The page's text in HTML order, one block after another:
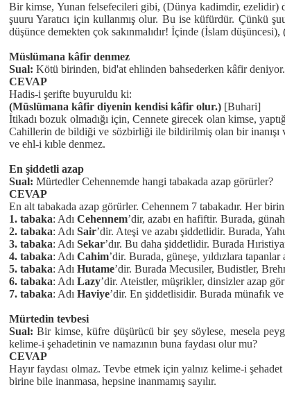
Bir kimse, Yunan felsefecileri gibi, (Dünya kadimdir, ezelidir)
şuuru Yaratıcı için kullanmış olur. Bu ise küfürdür. Çünkü
düşünce demekten çok sakınmalıdır! İçinde (İslam
Müslümana kâfir denmez
Sual: Kötü birinden, bid'at ehlinden bahsederken kâfir
CEVAP
Hadis-i şerifte buyuruldu ki:
(Müslümana kâfir diyenin kendisi kâfir olur.) [Buhari]
İtikadı bozuk olmadığı için, Cennete girecek olan kimse,
Cahillerin de bildiği ve sözbirliği ile bildirilmiş olan bir inanışı
ve ehl-i kıble denmez.
En şiddetli azap
Sual: Mürtedler Cehennemde hangi tabakada azap görürler?
CEVAP
En alt tabakada azap görürler. Cehennem 7 tabakadır. Her
1. tabaka: Adı Cehennem’dir, azabı en hafiftir. Burada,
2. tabaka: Adı Sair’dir. Ateşi ve azabı şiddetlidir. Burada,
3. tabaka: Adı Sekar’dır. Bu daha şiddetlidir. Burada
4. tabaka: Adı Cahim’dir. Burada, güneşe, yıldızlara tapanlar
5. tabaka: Adı Hutame’dir. Burada Mecusiler, Budistler,
6. tabaka: Adı Lazy’dir. Ateistler, müşrikler, dinsizler azap
7. tabaka: Adı Haviye’dir. En şiddetlisidir. Burada münafık
Mürtedin tevbesi
Sual: Bir kimse, küfre düşürücü bir şey söylese, mesela
kelime-i şehadetinin ve namazının buna faydası olur mu?
CEVAP
Hayır faydası olmaz. Tevbe etmek için yalnız kelime-i
birine bile inanmasa, hepsine inanmamış sayılır.